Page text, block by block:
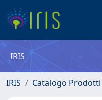
IRIS
IRIS Catalogo Prodotti